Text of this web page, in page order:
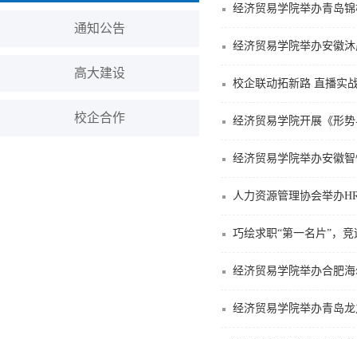
通知公告
高大建设
校企合作
经济贸易学院举办青岛
经济贸易学院举办安徽
校企联动拓新路 直播实
经济贸易学院开展《形
经济贸易学院举办安徽
人力资源管理协会举办
巧绘求职“第一名片”，
经济贸易学院举办合肥
经济贸易学院举办青岛